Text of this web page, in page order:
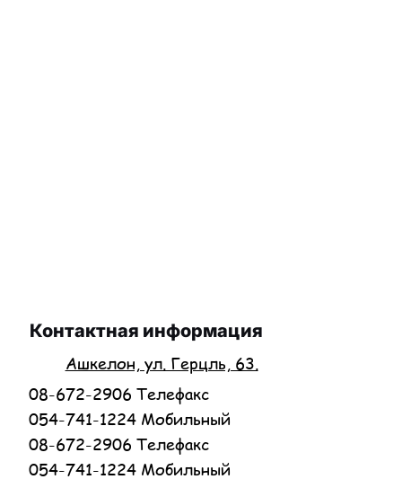
Контактная информация
Ашкелон, ул. Герцль, 63.
08-672-2906 Телефакс
054-741-1224 Мобильный
08-672-2906 Телефакс
054-741-1224 Мобильный